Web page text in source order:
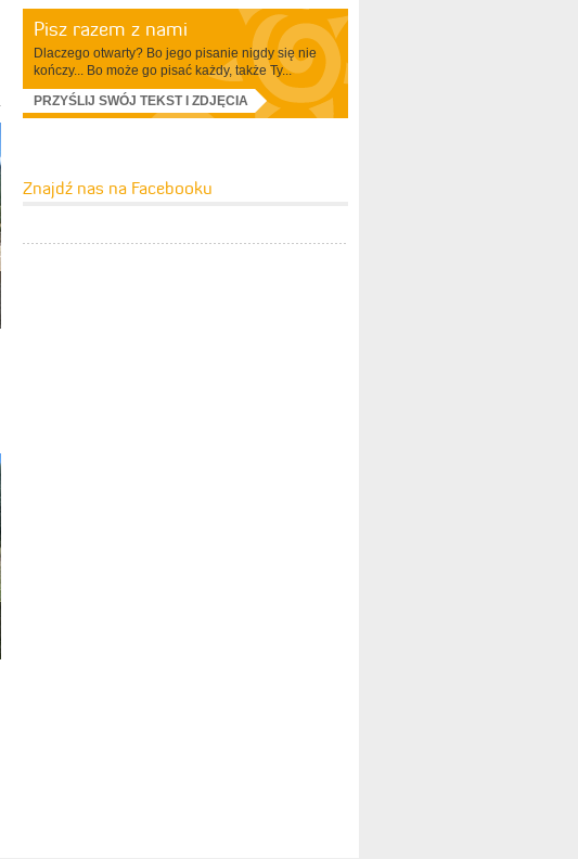
Pisz razem z nami
Dlaczego otwarty? Bo jego pisanie nigdy się nie
kończy... Bo może go pisać każdy, także Ty...
PRZYŚLIJ SWÓJ TEKST I ZDJĘCIA
Znajdź nas na Facebooku